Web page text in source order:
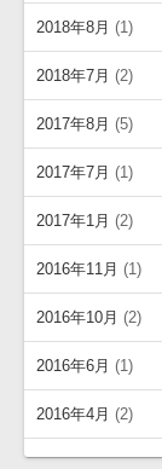
2018年8月 (1)
2018年7月 (2)
2017年8月 (5)
2017年7月 (1)
2017年1月 (2)
2016年11月 (1)
2016年10月 (2)
2016年6月 (1)
2016年4月 (2)